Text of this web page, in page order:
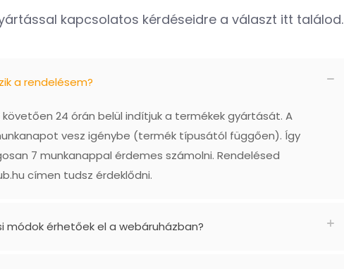
kapcsolatos kérdéseidre a választ itt találod.
a rendelésem?
24 órán belül indítjuk a termékek gyártását. A
vesz igénybe (termék típusától függően). Így
7 munkanappal érdemes számolni. Rendelésed
címen tudsz érdeklődni.
módok érhetőek el a webáruházban?